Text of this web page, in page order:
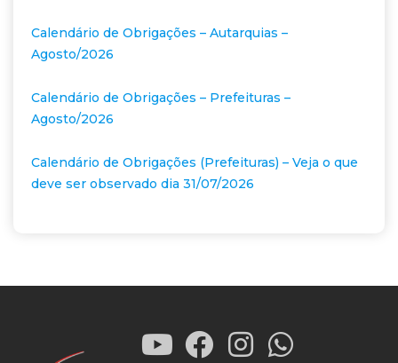
Calendário de Obrigações – Autarquias –
Agosto/2026
Calendário de Obrigações – Prefeituras –
Agosto/2026
Calendário de Obrigações (Prefeituras) – Veja o que
deve ser observado dia 31/07/2026